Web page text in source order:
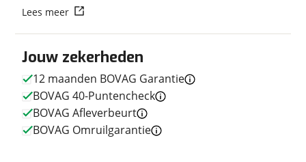
E-bike
Elektrisch? Ja, E-bike
Financieel
Prijs
€ 1.695,-
Vraag mijn reservering aan
goed mogelijk bij de aanbieder te brengen. Lees hier meer
Jouw zekerheden
12 maanden BOVAG Garantie
BOVAG 40-Puntencheck
BOVAG Afleverbeurt
BOVAG Omruilgarantie
Lees meer